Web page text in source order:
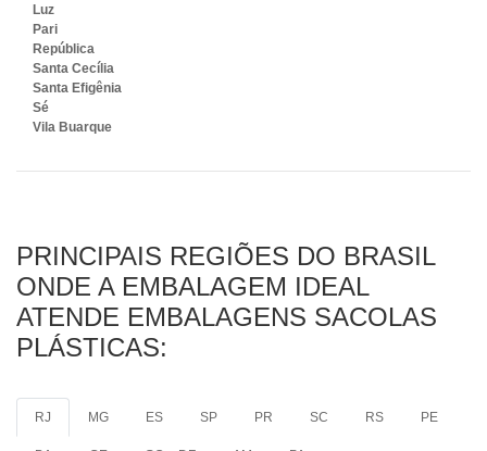
Luz
Pari
República
Santa Cecília
Santa Efigênia
Sé
Vila Buarque
PRINCIPAIS REGIÕES DO BRASIL
ONDE A EMBALAGEM IDEAL
ATENDE EMBALAGENS SACOLAS
PLÁSTICAS:
RJ MG ES SP PR SC RS PE